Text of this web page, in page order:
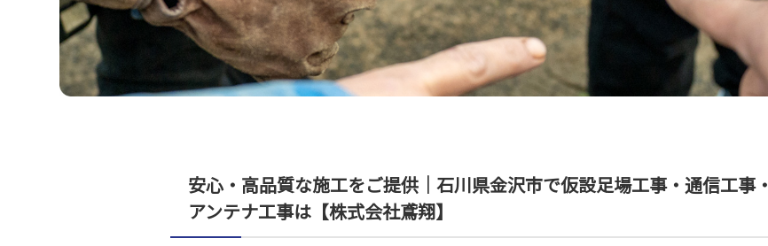
安心・高品質な施工をご提供｜石川県金沢市で仮設足場工事・通信工事・
アンテナ工事は【株式会社鳶翔】